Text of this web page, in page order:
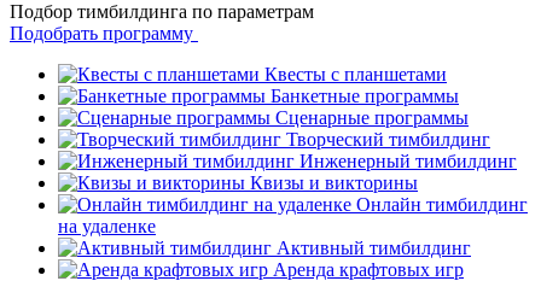
Подбор тимбилдинга по параметрам
Подобрать программу
Квесты с планшетами
Банкетные программы
Сценарные программы
Творческий тимбилдинг
Инженерный тимбилдинг
Квизы и викторины
Онлайн тимбилдинг
на удаленке
Активный тимбилдинг
Аренда крафтовых игр